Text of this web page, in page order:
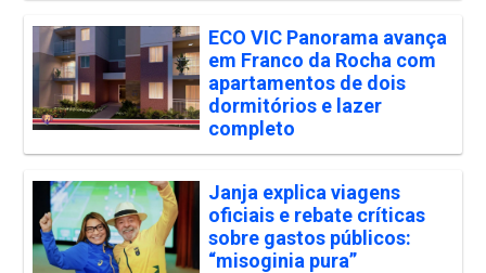
ECO VIC Panorama avança
em Franco da Rocha com
apartamentos de dois
dormitórios e lazer
completo
Janja explica viagens
oficiais e rebate críticas
sobre gastos públicos:
“misoginia pura”